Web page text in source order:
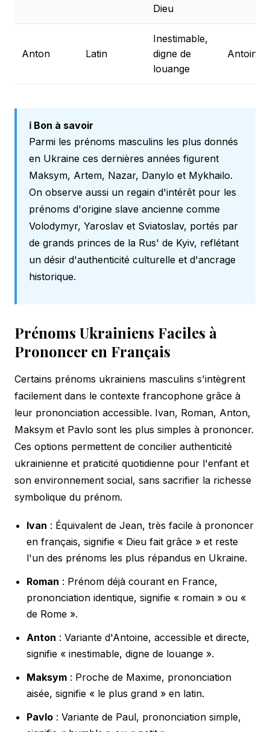
Dieu
Anton Latin
Inestimable,
digne de
louange
Antoine
ℹ️ Bon à savoir
Parmi les prénoms masculins les plus donnés
en Ukraine ces dernières années figurent
Maksym, Artem, Nazar, Danylo et Mykhailo.
On observe aussi un regain d'intérêt pour les
prénoms d'origine slave ancienne comme
Volodymyr, Yaroslav et Sviatoslav, portés par
de grands princes de la Rus' de Kyiv, reflétant
un désir d'authenticité culturelle et d'ancrage
historique.
Prénoms Ukrainiens Faciles à
Prononcer en Français
Certains prénoms ukrainiens masculins s'intègrent
facilement dans le contexte francophone grâce à
leur prononciation accessible. Ivan, Roman, Anton,
Maksym et Pavlo sont les plus simples à prononcer.
Ces options permettent de concilier authenticité
ukrainienne et praticité quotidienne pour l'enfant et
son environnement social, sans sacrifier la richesse
symbolique du prénom.
Ivan : Équivalent de Jean, très facile à prononcer
en français, signifie « Dieu fait grâce » et reste
l'un des prénoms les plus répandus en Ukraine.
Roman : Prénom déjà courant en France,
prononciation identique, signifie « romain » ou «
de Rome ».
Anton : Variante d'Antoine, accessible et directe,
signifie « inestimable, digne de louange ».
Maksym : Proche de Maxime, prononciation
aisée, signifie « le plus grand » en latin.
Pavlo : Variante de Paul, prononciation simple,